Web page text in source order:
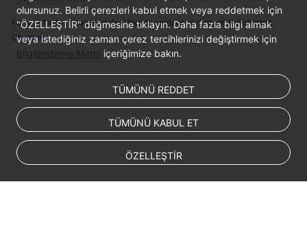
For any further questions, feel free to contact us through the chatbot.
Chatbot
olursunuz. Belirli çerezleri kabul etmek veya reddetmek için
"ÖZELLEŞTİR" düğmesine tıklayın. Daha fazla bilgi almak
veya istediğiniz zaman çerez tercihlerinizi değiştirmek için
Bilgilendirme Metni içeriğimize bakın.
TÜMÜNÜ REDDET
TÜMÜNÜ KABUL ET
ÖZELLEŞTİR